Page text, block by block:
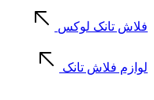
فلاش تانک لوکس
لوازم فلاش تانک